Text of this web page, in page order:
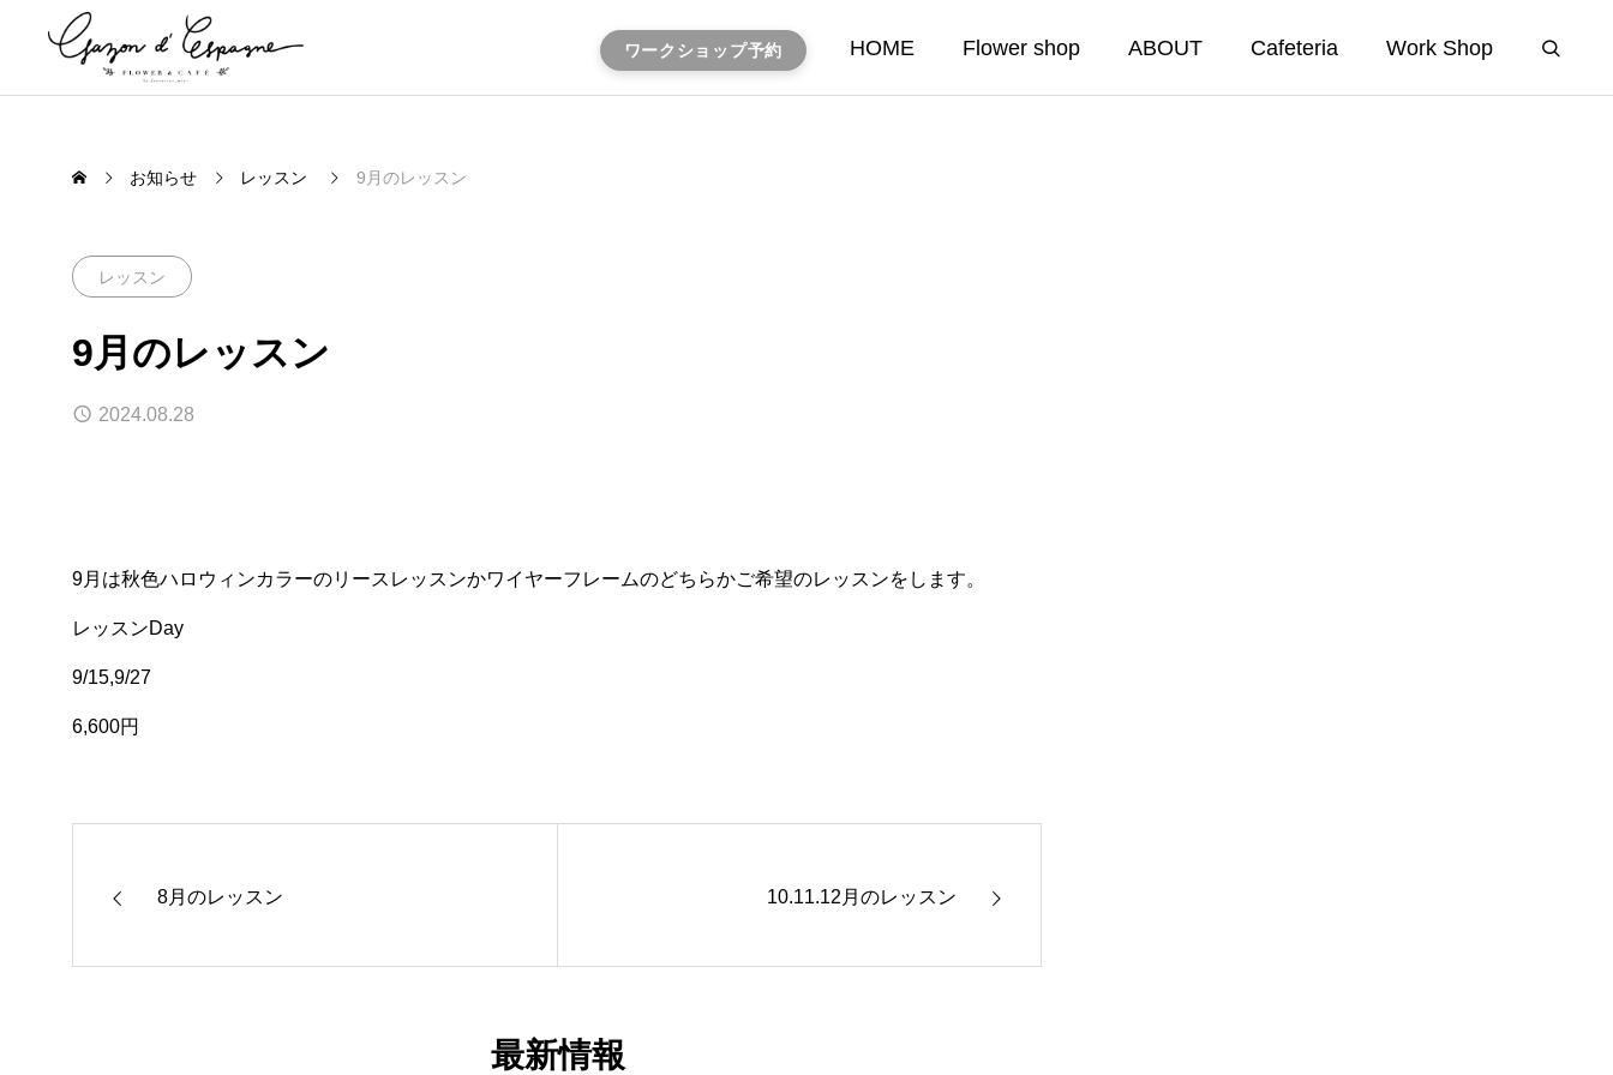
HOME Flower shop ABOUT Cafeteria Work Shop
ワークショップ予約
お知らせ レッスン 9月のレッスン
レッスン
9月のレッスン
2024.08.28
9月は秋色ハロウィンカラーのリースレッスンかワイヤーフレームのどちらかご希望のレッスンをします。
レッスンDay
9/15,9/27
6,600円
8月のレッスン 10.11.12月のレッスン
最新情報